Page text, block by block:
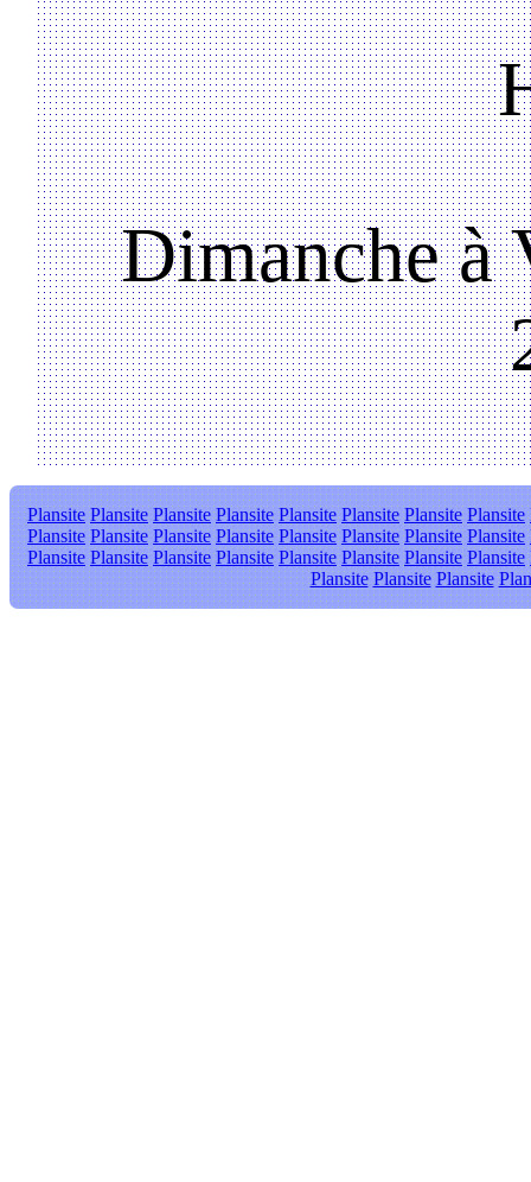
Dimanche à
Plansite Plansite Plansite Plansite Plansite Plansite Plansite Plansite
Plansite Plansite Plansite Plansite Plansite Plansite Plansite Plansite
Plansite Plansite Plansite Plansite Plansite Plansite Plansite Plansite
Plansite Plansite Plansite